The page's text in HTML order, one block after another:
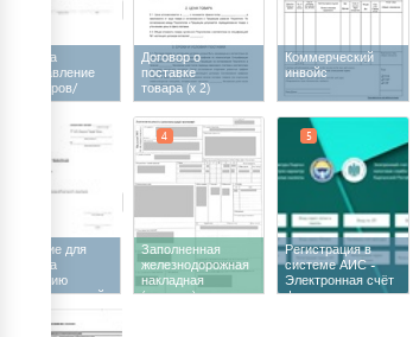
Заявка на
предоставление
контейнеров/
вагонов на
Договор о
поставке
товара(x 2)
Коммерческий
инвойс
Заявление для
въезда на
территорию
железнодорожной
Заполненная
железнодорожная
накладная
(экспорт)
4
Регистрация в
системе АИС -
Электронная счёт
фактура
5